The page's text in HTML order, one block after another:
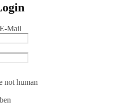
Mail
not human